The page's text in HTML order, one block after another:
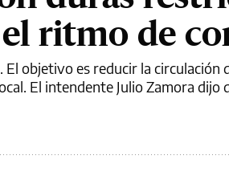
ritmo de
El objetivo es reducir la circulación
El intendente Julio Zamora dijo